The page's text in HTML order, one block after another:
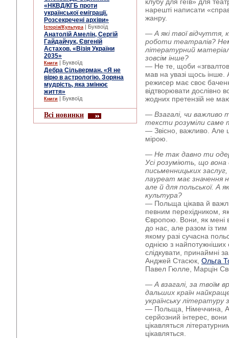
«НКВД/КГБ проти
української еміграції.
Розсекречені архіви»
Історія/Культура | Буквоїд
Анатолій Амелін, Сергій
Гайдайчук, Євгеній
Астахов. «Візія України
2035»
Книги | Буквоїд
Дебра Сільверман. «Я не
вірю в астрологію. Зоряна
мудрість, яка змінює
життя»
Книги | Буквоїд
Всі новинки
нарешті написати
жанру.
— А які твої відчуття,
роботи театралів?
літературний
зовсім інше?
— Не те, щоби
мав на увазі щось
режисер має своє
відтворювати дослівно
жодних претензій не
— Взагалі, чи важливо
тексти розуміли саме
— Звісно, важливо. Але
мірою.
— Не так давно ти
Усі розуміють, що
письменницьких
лауреат має значення
але й для польської. А
культура?
— Польща цікава й
певним перехідником,
Європою. Вони, як мені
до нас, але разом із тим
якому разі сучасна
однією з
слідкувати, принаймні
Анджей Стасюк, Ольга
Павел Гюлле, Марцін
— А взагалі, за твоїм
дальших країн
українську літературу
— Польща, Німеччина,
серйозний інтерес,
цікавляться
цікавляться.